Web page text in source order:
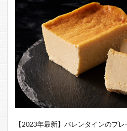
【2023年最新】バレンタインのプ